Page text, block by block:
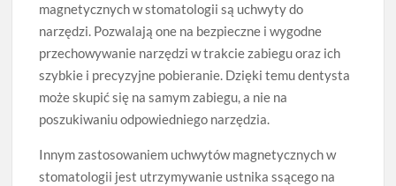
magnetycznych w stomatologii są uchwyty do
narzędzi. Pozwalają one na bezpieczne i wygodne
przechowywanie narzędzi w trakcie zabiegu oraz ich
szybkie i precyzyjne pobieranie. Dzięki temu dentysta
może skupić się na samym zabiegu, a nie na
poszukiwaniu odpowiedniego narzędzia.
Innym zastosowaniem uchwytów magnetycznych w
stomatologii jest utrzymywanie ustnika ssącego na